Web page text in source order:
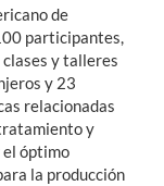
de
participantes,
y talleres
y 23
relacionadas
y
óptimo
la producción